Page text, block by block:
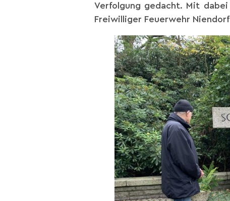
Verfolgung gedacht. Mit
Freiwilliger Feuerwehr